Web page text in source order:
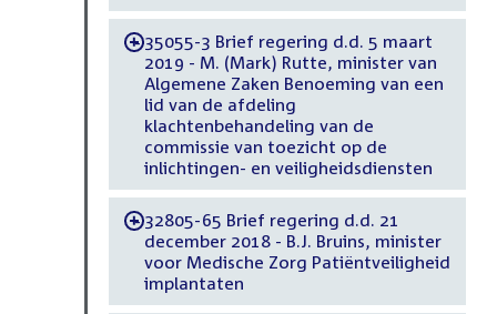
-35055-3 Brief regering d.d. 5 maart
2019 - M. (Mark) Rutte, minister van
Algemene Zaken Benoeming van een
lid van de afdeling
klachtenbehandeling van de
commissie van toezicht op de
inlichtingen- en veiligheidsdiensten
-32805-65 Brief regering d.d. 21
december 2018 - B.J. Bruins, minister
voor Medische Zorg Patiëntveiligheid
implantaten